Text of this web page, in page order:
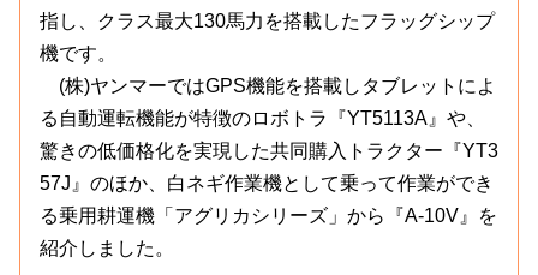
指し、クラス最大130馬力を搭載したフラッグシップ
機です。
(株)ヤンマーではGPS機能を搭載しタブレットによ
る自動運転機能が特徴のロボトラ『YT5113A』や、
驚きの低価格化を実現した共同購入トラクター『YT3
57J』のほか、白ネギ作業機として乗って作業ができ
る乗用耕運機「アグリカシリーズ」から『A-10V』を
紹介しました。